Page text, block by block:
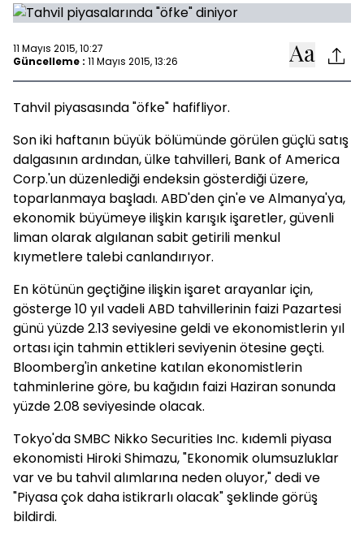
11 Mayıs 2015, 10:27
Güncelleme : 11 Mayıs 2015, 13:26
Tahvil piyasasında "öfke" hafifliyor.
Son iki haftanın büyük bölümünde görülen güçlü satış
dalgasının ardından, ülke tahvilleri, Bank of America
Corp.'un düzenlediği endeksin gösterdiği üzere,
toparlanmaya başladı. ABD'den çin'e ve Almanya'ya,
ekonomik büyümeye ilişkin karışık işaretler, güvenli
liman olarak algılanan sabit getirili menkul
kıymetlere talebi canlandırıyor.
En kötünün geçtiğine ilişkin işaret arayanlar için,
gösterge 10 yıl vadeli ABD tahvillerinin faizi Pazartesi
günü yüzde 2.13 seviyesine geldi ve ekonomistlerin yıl
ortası için tahmin ettikleri seviyenin ötesine geçti.
Bloomberg'in anketine katılan ekonomistlerin
tahminlerine göre, bu kağıdın faizi Haziran sonunda
yüzde 2.08 seviyesinde olacak.
Tokyo'da SMBC Nikko Securities Inc. kıdemli piyasa
ekonomisti Hiroki Shimazu, "Ekonomik olumsuzluklar
var ve bu tahvil alımlarına neden oluyor," dedi ve
"Piyasa çok daha istikrarlı olacak" şeklinde görüş
bildirdi.